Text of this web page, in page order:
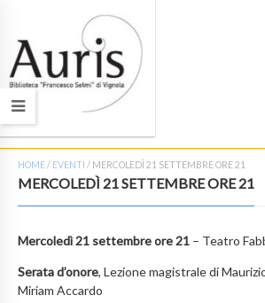
HOME/ EVENTI / MERCOLEDÌ 21 SETTEMBRE ORE 21
MERCOLEDÌ 21 SETTEMBRE ORE 21
Mercoledì 21 settembre ore 21 – Teatro
Serata d’onore, Lezione magistrale di
Miriam Accardo